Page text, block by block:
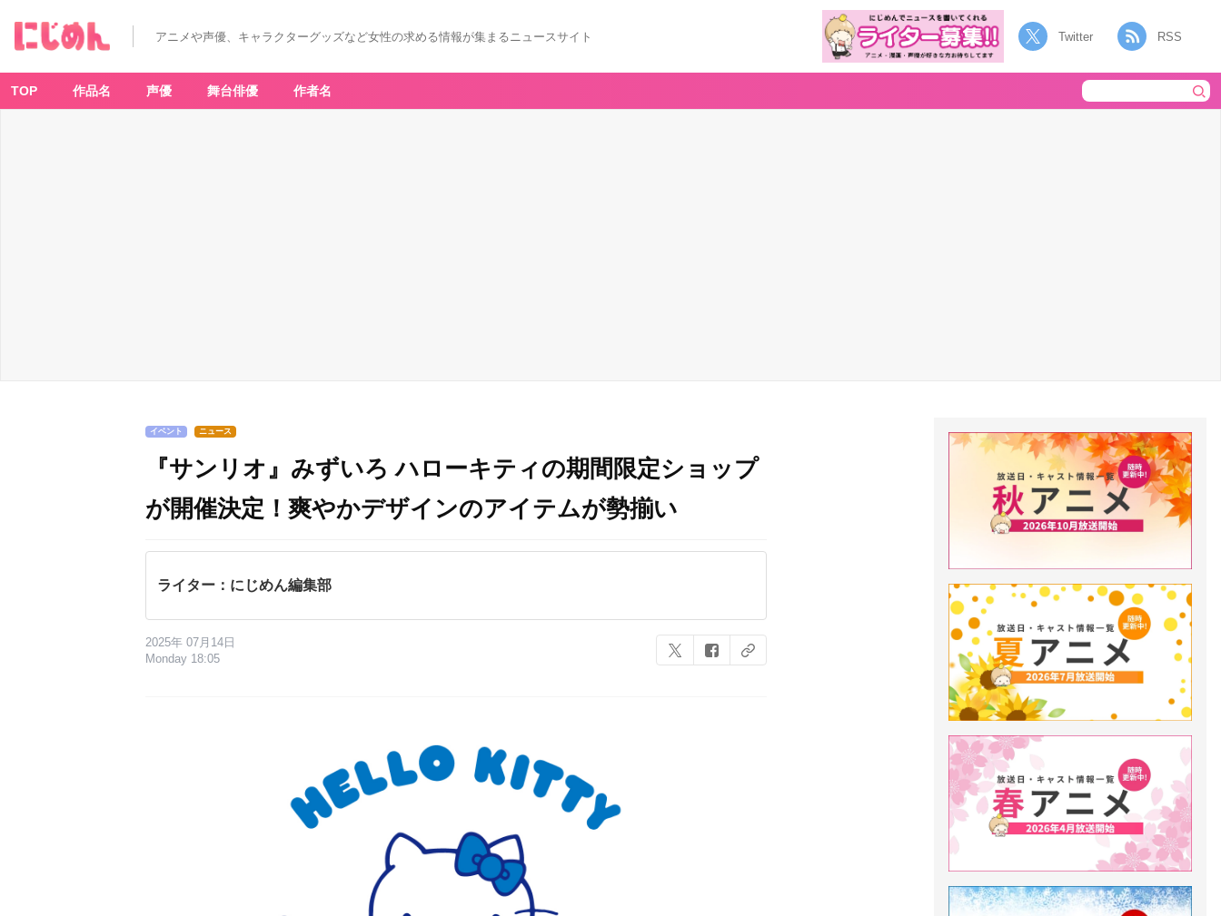
アニメや声優、キャラクターグッズなど女性の求める情報が集まるニュースサイト Twitter RSS
TOP 作品名 声優 舞台俳優 作者名
イベント ニュース
『サンリオ』みずいろ ハローキティの期間限定ショップ
が開催決定！爽やかデザインのアイテムが勢揃い
ライター：にじめん編集部
2025年 07月14日
Monday 18:05